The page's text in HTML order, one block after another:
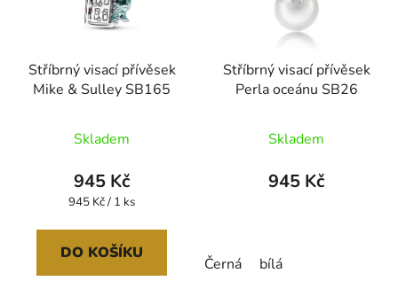
Stříbrný visací přívěsek
Mike & Sulley SB165
Skladem
945 Kč
Měrná
945 Kč / 1 ks
DO KOŠÍKU
Stříbrný visací přívěsek
Perla oceánu SB26
Skladem
945 Kč
Černá bílá